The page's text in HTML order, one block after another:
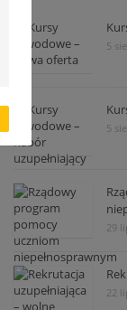
5
5
29
22